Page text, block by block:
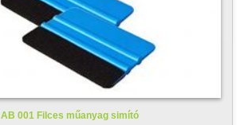
AB 001 Filces műanyag simító